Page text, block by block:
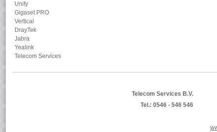
Unify
Gigaset PRO
Vertical
DrayTek
Jabra
Yealink
Telecom Services
Telecom Services B.V.
Tel.: 0546 - 546 546